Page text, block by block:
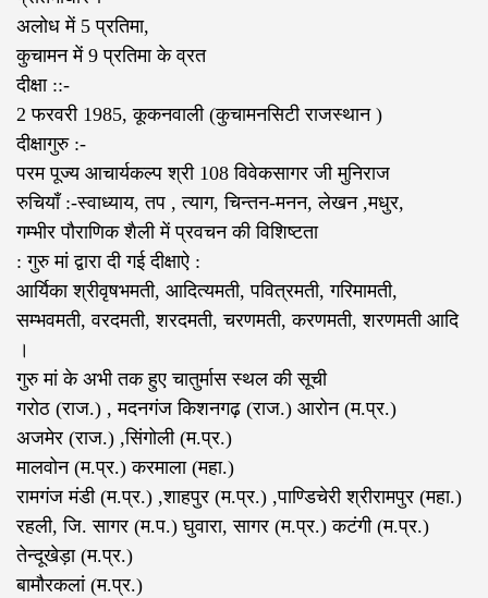
अलोध में 5 प्रतिमा,
कुचामन में 9 प्रतिमा के व्रत
दीक्षा ::-
2 फरवरी 1985, कूकनवाली (कुचामनसिटी राजस्थान )
दीक्षागुरु :-
परम पूज्य आचार्यकल्प श्री 108 विवेकसागर जी मुनिराज
रुचियाँ :-स्वाध्याय, तप , त्याग, चिन्तन-मनन, लेखन ,मधुर,
गम्भीर पौराणिक शैली में प्रवचन की विशिष्टता
: गुरु मां द्वारा दी गई दीक्षाऐ :
आर्यिका श्रीवृषभमती, आदित्यमती, पवित्रमती, गरिमामती,
सम्भवमती, वरदमती, शरदमती, चरणमती, करणमती, शरणमती आदि
।
गुरु मां के अभी तक हुए चातुर्मास स्थल की सूची
गरोठ (राज.) , मदनगंज किशनगढ़ (राज.) आरोन (म.प्र.)
अजमेर (राज.) ,सिंगोली (म.प्र.)
मालवोन (म.प्र.) करमाला (महा.)
रामगंज मंडी (म.प्र.) ,शाहपुर (म.प्र.) ,पाण्डिचेरी श्रीरामपुर (महा.)
रहली, जि. सागर (म.प.) घुवारा, सागर (म.प्र.) कटंगी (म.प्र.)
तेन्दूखेड़ा (म.प्र.)
बामौरकलां (म.प्र.)